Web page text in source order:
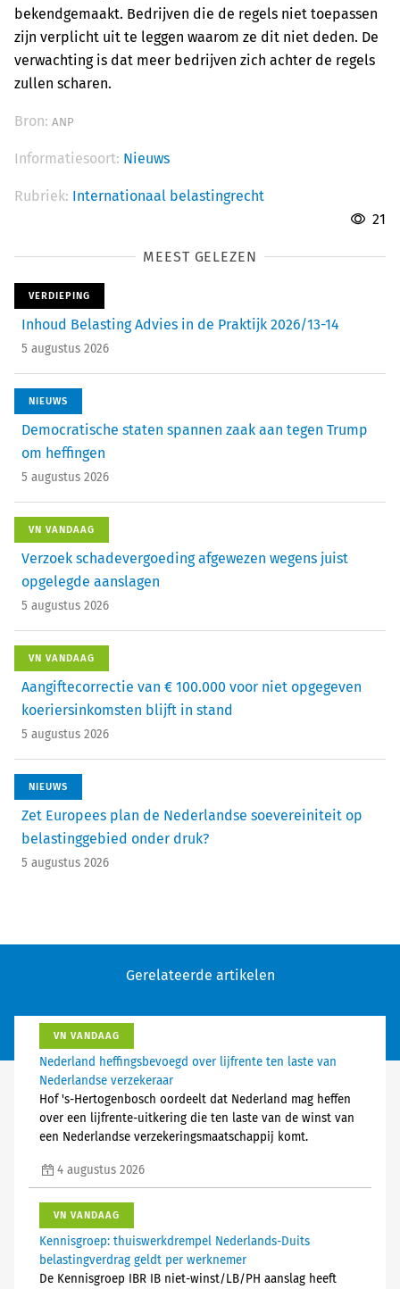
bekendgemaakt. Bedrijven die de regels niet toepassen
zijn verplicht uit te leggen waarom ze dit niet deden. De
verwachting is dat meer bedrijven zich achter de regels
zullen scharen.
Bron: ANP
Informatiesoort: Nieuws
Rubriek: Internationaal belastingrecht
21
MEEST GELEZEN
VERDIEPING
Inhoud Belasting Advies in de Praktijk 2026/13-14
5 augustus 2026
NIEUWS
Democratische staten spannen zaak aan tegen Trump
om heffingen
5 augustus 2026
VN VANDAAG
Verzoek schadevergoeding afgewezen wegens juist
opgelegde aanslagen
5 augustus 2026
VN VANDAAG
Aangiftecorrectie van € 100.000 voor niet opgegeven
koeriersinkomsten blijft in stand
5 augustus 2026
NIEUWS
Zet Europees plan de Nederlandse soevereiniteit op
belastinggebied onder druk?
5 augustus 2026
Gerelateerde artikelen
VN VANDAAG
Nederland heffingsbevoegd over lijfrente ten laste van
Nederlandse verzekeraar
Hof 's-Hertogenbosch oordeelt dat Nederland mag heffen
over een lijfrente-uitkering die ten laste van de winst van
een Nederlandse verzekeringsmaatschappij komt.
4 augustus 2026
VN VANDAAG
Kennisgroep: thuiswerkdrempel Nederlands-Duits
belastingverdrag geldt per werknemer
De Kennisgroep IBR IB niet-winst/LB/PH aanslag heeft